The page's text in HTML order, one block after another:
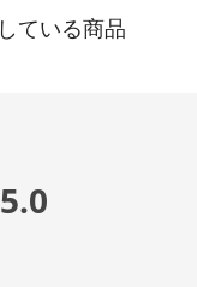
5.0